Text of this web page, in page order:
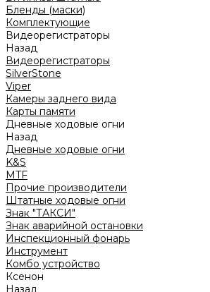
Бленды (маски)
Комплектующие
Видеорегистраторы
Назад
Видеорегистраторы
SilverStone
Viper
Камеры заднего вида
Карты памяти
Дневные ходовые огни
Назад
Дневные ходовые огни
K&S
MTF
Прочие производители
Штатные ходовые огни
Знак "ТАКСИ"
Знак аварийной остановки
Инспекционный фонарь
Инструмент
Комбо устройство
Ксенон
Назад